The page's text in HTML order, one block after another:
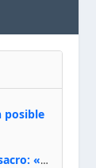
posible
José Ricardo González del Alba, artista sacro: «Yo oro, hablo con Dios, le pido al Espíritu Santo su inspiración y siempre pinto rezando el rosario para que sea Él quien actúe a través de mis manos»